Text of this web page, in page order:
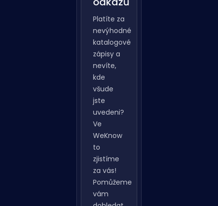
Analýza
zpětných
odkazů
Platíte za
nevýhodné
katalogové
zápisy a
nevíte,
kde
všude
jste
uvedeni?
Ve
WeKnow
to
zjistíme